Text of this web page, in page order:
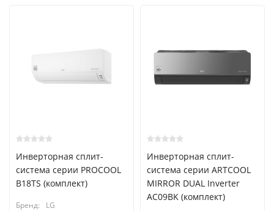
Инверторная сплит-
система серии PROCOOL
B18TS (комплект)
Бренд:
LG
Инверторная сплит-
система серии ARTCOOL
MIRROR DUAL Inverter
AC09BK (комплект)